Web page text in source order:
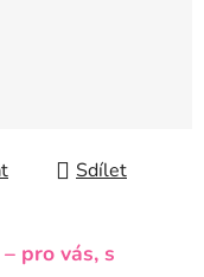
Sdílet
pro vás, s